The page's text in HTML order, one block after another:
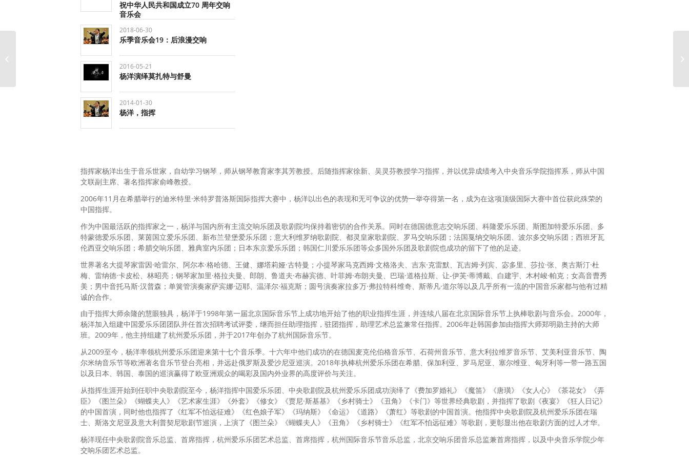
祝中华人民共和国成立70 周年交响
音乐会
2018-06-30
乐季音乐会19：后浪漫交响
2016-05-21
杨洋演绎莫扎特与舒曼
2014-01-30
杨洋，指挥
指挥家杨洋出生于音乐世家，自幼学习钢琴，师从钢琴教育家李其芳教授。后随指挥家徐新、吴灵芬教授学习指挥，并以优异成绩考入中央音乐学院指挥系，师从中国
文联副主席、著名指挥家俞峰教授。
2006年11月在希腊举行的迪米特里·米特罗普洛斯国际指挥大赛中，杨洋以出色的表现和无可争议的优势一举夺得第一名，成为在这项顶级国际大赛中首位获此殊荣的
中国指挥。
作为中国最活跃的指挥家之一，杨洋与国内所有主流交响乐团及歌剧院均保持着密切的合作关系。同时在德国德意志交响乐团、科隆爱乐乐团、斯图加特爱乐乐团、多
特蒙德爱乐乐团、莱茵国立爱乐乐团、新布兰登堡爱乐乐团；意大利维罗纳歌剧院、都灵皇家歌剧院、罗马交响乐团；法国戛纳交响乐团、波尔多交响乐团；西班牙瓦
伦西亚交响乐团；希腊交响乐团、雅典室内乐团；日本东京爱乐乐团；韩国仁川爱乐乐团等众多国外乐团及歌剧院也成功的留下了他的足迹。
世界著名大提琴家雷因·哈雷尔、阿尔本·格哈德、王健、娜塔莉娅·古特曼；小提琴家马克西姆·文格洛夫、吉东·克雷默、瓦吉姆·列宾、宓多里、莎拉·张、奥古斯汀·杜
梅、雷纳德·卡皮松、林昭亮；钢琴家加里·格拉夫曼、郎朗、鲁道夫·布赫宾德、叶菲姆·布朗夫曼、巴瑞·道格拉斯、让-伊芙·蒂博戴、白建宇、木村峻·帕克；女高音曹秀
美；男中音托马斯·汉普森；单簧管演奏家萨宾娜·迈耶、温泽尔·福克斯；圆号演奏家拉多万·弗拉特科维奇、斯蒂凡·道尔等以及几乎所有一流的中国音乐家都与他有过精
诚的合作。
由于指挥大师余隆的慧眼独具，杨洋于1998年第一届北京国际音乐节上成功地开始了他的职业指挥生涯，并连续八届在北京国际音乐节上执棒歌剧与音乐会。2000年，
杨洋加入组建中国爱乐乐团团队并任首次招聘考试评委，继而担任助理指挥，驻团指挥，助理艺术总监兼常任指挥。2006年赴韩国参加由指挥大师郑明勋主持的大师
班。2009年，他主持组建了杭州爱乐乐团，并于2017年创办了杭州国际音乐节。
从2009至今，杨洋率领杭州爱乐乐团迎来第十七个音乐季。十六年中他们成功的在德国麦克伦伯格音乐节、石荷州音乐节、意大利拉维罗音乐节、艾美利亚音乐节、陶
尔米纳音乐节等欧洲著名音乐节登台亮相，并远赴俄罗斯及爱沙尼亚巡演。2018年执棒杭州爱乐乐团在希腊、保加利亚、罗马尼亚、塞尔维亚、匈牙利等一带一路五国
以及日本、韩国、泰国的巡演赢得了欧亚洲观众的喝彩及国内外业界的高度评价与关注。
从指挥生涯开始到任职中央歌剧院至今，杨洋指挥中国爱乐乐团、中央歌剧院及杭州爱乐乐团成功演绎了《费加罗婚礼》《魔笛》《唐璜》《女人心》《茶花女》《弄
臣》《图兰朵》《蝴蝶夫人》《艺术家生涯》《外套》《修女》《贾尼·斯基基》《乡村骑士》《丑角》《卡门》等世界经典歌剧，并指挥了歌剧《夜宴》《狂人日记》
的中国首演，同时他也指挥了《红军不怕远征难》《红色娘子军》《玛纳斯》《命运》《道路》《萧红》等歌剧的中国首演。他指挥中央歌剧院及杭州爱乐乐团在瑞
士、斯洛文尼亚及意大利普契尼歌剧节巡演，上演了《图兰朵》《蝴蝶夫人》《丑角》《乡村骑士》《红军不怕远征难》等歌剧，更彰显出他在歌剧方面的过人才华。
杨洋现任中央歌剧院音乐总监、首席指挥，杭州爱乐乐团艺术总监、首席指挥，杭州国际音乐节音乐总监，北京交响乐团音乐总监兼首席指挥，以及中央音乐学院少年
交响乐团艺术总监。